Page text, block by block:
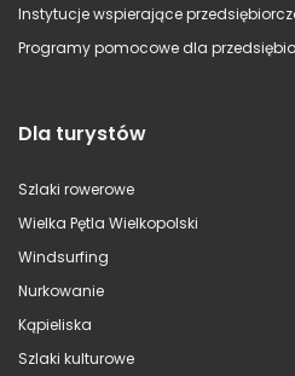
Instytucje wspierające
Programy pomocowe dla
Dla turystów
Szlaki rowerowe
Wielka Pętla Wielkopolski
Windsurfing
Nurkowanie
Kąpieliska
Szlaki kulturowe